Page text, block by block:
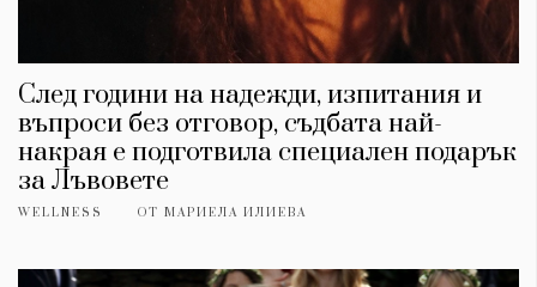
След години на надежди, изпитания и
въпроси без отговор, съдбата най-
накрая е подготвила специален подарък
за Лъвовете
WELLNESS ОТ МАРИЕЛА ИЛИЕВА